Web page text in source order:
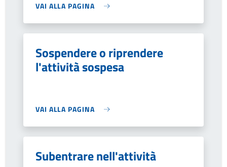
VAI ALLA PAGINA
Sospendere o riprendere
l'attività sospesa
VAI ALLA PAGINA
Subentrare nell'attività